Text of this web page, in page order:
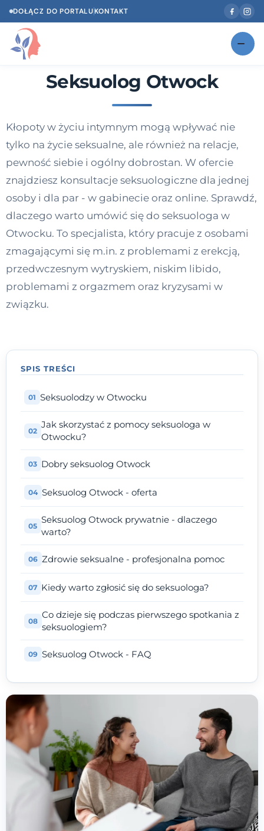
DOŁĄCZ DO PORTALUKONTAKT
Znajdź swojego specjalistęNOWOŚĆ
Według specjalizacji
Diagnozy psychologiczne
Testy psychologiczne
Dawka wiedzy
Dla specjalistów
Kontakt
Seksuolog Otwock
Kłopoty w życiu intymnym mogą wpływać nie
tylko na życie seksualne, ale również na relacje,
pewność siebie i ogólny dobrostan. W ofercie
znajdziesz konsultacje seksuologiczne dla jednej
osoby i dla par - w gabinecie oraz online. Sprawdź,
dlaczego warto umówić się do seksuologa w
Otwocku. To specjalista, który pracuje z osobami
zmagającymi się m.in. z problemami z erekcją,
przedwczesnym wytryskiem, niskim libido,
problemami z orgazmem oraz kryzysami w
związku.
SPIS TREŚCI
Seksuolodzy w Otwocku
Jak skorzystać z pomocy seksuologa w
Otwocku?
Dobry seksuolog Otwock
Seksuolog Otwock - oferta
Seksuolog Otwock prywatnie - dlaczego
warto?
Zdrowie seksualne - profesjonalna pomoc
Kiedy warto zgłosić się do seksuologa?
Co dzieje się podczas pierwszego spotkania z
seksuologiem?
Seksuolog Otwock - FAQ